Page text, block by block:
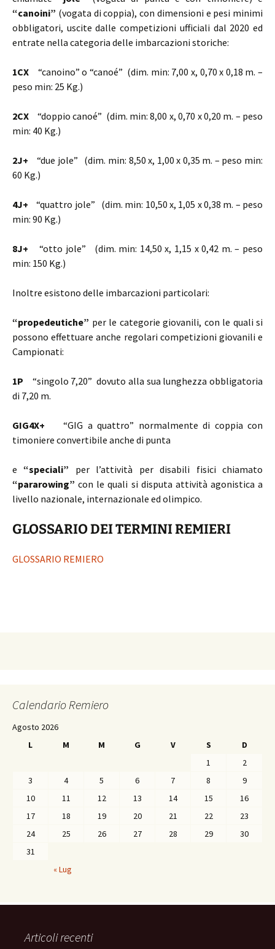
“canoini” (vogata di coppia), con dimensioni e pesi minimi
obbligatori, uscite dalle competizioni ufficiali dal 2020 ed
entrate nella categoria delle imbarcazioni storiche:
1CX
“canoino” o “canoé” (dim. min: 7,00 x, 0,70 x 0,18 m. –
peso min: 25 Kg.)
2CX “doppio canoé” (dim. min: 8,00 x, 0,70 x 0,20 m. – peso
min: 40 Kg.)
2J+ “due jole” (dim. min: 8,50 x, 1,00 x 0,35 m. – peso min:
60 Kg.)
4J+ “quattro jole” (dim. min: 10,50 x, 1,05 x 0,38 m. – peso
min: 90 Kg.)
8J+ “otto jole” (dim. min: 14,50 x, 1,15 x 0,42 m. – peso
min: 150 Kg.)
Inoltre esistono delle imbarcazioni particolari:
“propedeutiche” per le categorie giovanili, con le quali si
possono effettuare anche regolari competizioni giovanili e
Campionati:
1P “singolo 7,20” dovuto alla sua lunghezza obbligatoria
di 7,20 m.
GIG4X+
“GIG a quattro” normalmente di coppia con
timoniere convertibile anche di punta
e“speciali” per l’attività per disabili fisici chiamato
“pararowing” con le quali si disputa attività agonistica a
livello nazionale, internazionale ed olimpico.
GLOSSARIO DEI TERMINI REMIERI
GLOSSARIO REMIERO
Calendario Remiero
Agosto 2026
L
M M G V S
D
1
2
3
4 5 6 7 8
9
10
11 12 13 14 15
16
17
18 19 20 21 22
23
24
25 26 27 28 29
30
31
« Lug
Articoli recenti